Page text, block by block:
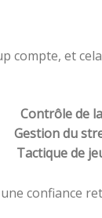
compte, et
Contrôle de
Gestion du
Tactique de
une confiance